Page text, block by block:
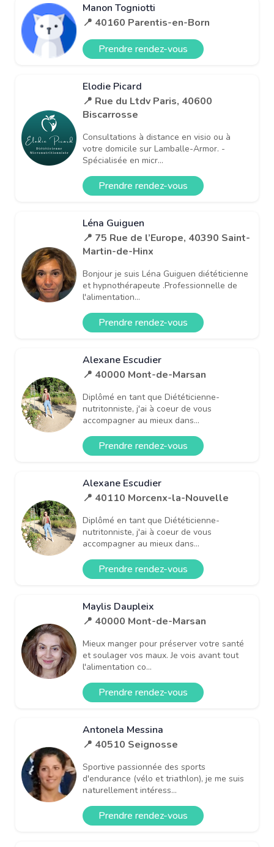
Manon Togniotti
📍 40160 Parentis-en-Born
Prendre rendez-vous
Elodie Picard
📍 Rue du Ltdv Paris, 40600
Biscarrosse
Consultations à distance en visio ou à
votre domicile sur Lamballe-Armor. -
Spécialisée en micr...
Prendre rendez-vous
Léna Guiguen
📍 75 Rue de l’Europe, 40390 Saint-
Martin-de-Hinx
Bonjour je suis Léna Guiguen diététicienne
et hypnothérapeute .Professionnelle de
l'alimentation...
Prendre rendez-vous
Alexane Escudier
📍 40000 Mont-de-Marsan
Diplômé en tant que Diététicienne-
nutritonniste, j'ai à coeur de vous
accompagner au mieux dans...
Prendre rendez-vous
Alexane Escudier
📍 40110 Morcenx-la-Nouvelle
Diplômé en tant que Diététicienne-
nutritonniste, j'ai à coeur de vous
accompagner au mieux dans...
Prendre rendez-vous
Maylis Daupleix
📍 40000 Mont-de-Marsan
Mieux manger pour préserver votre santé
et soulager vos maux. Je vois avant tout
l'alimentation co...
Prendre rendez-vous
Antonela Messina
📍 40510 Seignosse
Sportive passionnée des sports
d'endurance (vélo et triathlon), je me suis
naturellement intéress...
Prendre rendez-vous